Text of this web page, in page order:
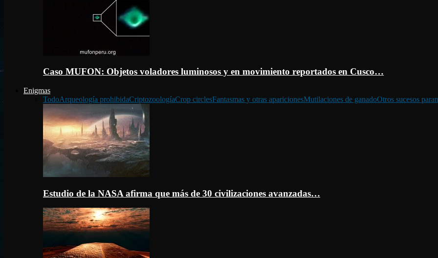
Caso MUFON: Objetos voladores luminosos y en movimiento reportados en Cusco…
Enigmas
TodoArqueología prohibidaCriptozoologíaCrop circlesFantasmas y otras aparicionesMutilaciones de ganadoOtros sucesos
Estudio de la NASA afirma que más de 30 civilizaciones avanzadas…